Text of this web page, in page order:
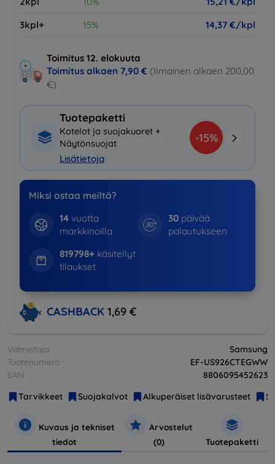
3kpl+
15% 14,37 €/kpl
Toimitus 12. elokuuta
Toimitus alkaen 7,90 € (Ilmainen alkaen 200,00
€)
Tuotepaketti
Kotelot ja suojakuoret +
Näytönsuojat
Lisätietoja
-15%
Miksi ostaa meiltä?
14vuotta
markkinoilla
30 päivää
palautukseen
819798+käsitellyt
tilaukset
CASHBACK 1,69 €
Valmistaja
Samsung
Tuotenumero
EF-US926CTEGWW
EAN
8806095452623
Tarvikkeet
Suojakalvot Alkuperäiset lisävarusteet
Kuvaus ja tekniset
tiedot
Arvostelut
(0)
Tuotepaketti